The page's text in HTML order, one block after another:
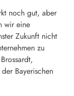
noch gut, aber
wir eine
Zukunft nicht
zu
Bayerischen